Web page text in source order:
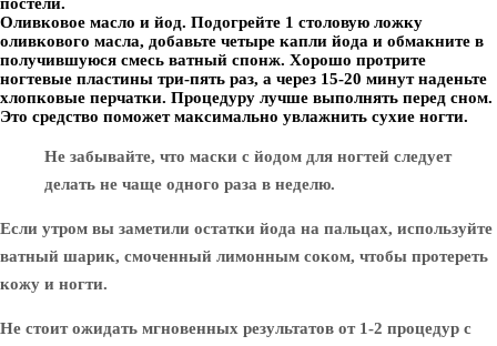
Оливковое масло и йод. Подогрейте 1 столовую ложку
оливкового масла, добавьте четыре капли йода и обмакните в
получившуюся смесь ватный спонж. Хорошо протрите
ногтевые пластины три-пять раз, а через 15-20 минут наденьте
хлопковые перчатки. Процедуру лучше выполнять перед сном.
Это средство поможет максимально увлажнить сухие ногти.
Не забывайте, что маски с йодом для ногтей следует
делать не чаще одного раза в неделю.
Если утром вы заметили остатки йода на пальцах, используйте
ватный шарик, смоченный лимонным соком, чтобы протереть
кожу и ногти.
Не стоит ожидать мгновенных результатов от 1-2 процедур с